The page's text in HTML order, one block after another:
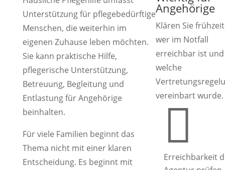
Unterstützung für pflegebedürftige
Menschen, die weiterhin im
eigenen Zuhause leben möchten.
Sie kann praktische Hilfe,
pflegerische Unterstützung,
Betreuung, Begleitung und
Entlastung für Angehörige
beinhalten.
Für viele Familien beginnt das
Thema nicht mit einer klaren
Entscheidung. Es beginnt mit
Angehörige
Klären Sie
wer im Notfall
erreichbar ist und
welche
vereinbart wurde.

Erreichbarkeit